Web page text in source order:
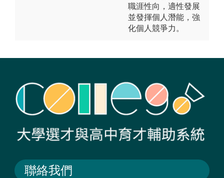
職涯性向，適性發展
並發揮個人潛能，強
化個人競爭力。
聯絡我們